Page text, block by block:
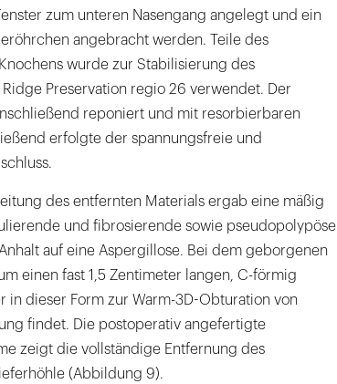
zum unteren Nasengang angelegt und ein
angebracht werden. Teile des
wurde zur Stabilisierung des
Preservation regio 26 verwendet. Der
reponiert und mit resorbierbaren
erfolgte der spannungsfreie und
des entfernten Materials ergab eine mäßig
und fibrosierende sowie pseudopolypöse
auf eine Aspergillose. Bei dem geborgenen
einen fast 1,5 Zentimeter langen, C-förmig
in dieser Form zur Warm-3D-Obturation von
findet. Die postoperativ angefertigte
zeigt die vollständige Entfernung des
(Abbildung 9).